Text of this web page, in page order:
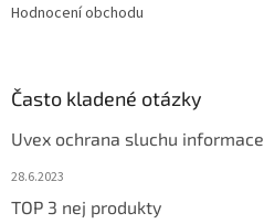
Hodnocení obchodu
Často kladené otázky
Uvex ochrana sluchu informace
28.6.2023
TOP 3 nej produkty